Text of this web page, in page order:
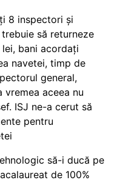
8 inspectori și
să returneze
bani acordați
navetei, timp de
general,
vremea aceea nu
ISJ ne-a cerut să
pentru
să-i ducă pe
de 100%